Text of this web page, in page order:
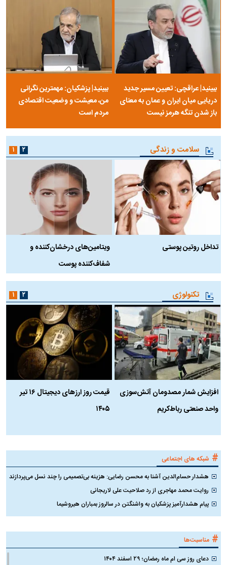
ببینید| عراقچی: تعیین مسیر جدید
دریایی میان ایران و عمان به معنای
باز شدن تنگه هرمز نیست
ببینید| پزشکیان: مهمترین نگرانی
من، معیشت و وضعیت اقتصادی
مردم است
سلامت و زندگی
تداخل روتین پوستی
ویتامین‌های درخشان‌کننده و
شفاف‌کننده پوست
۱ ۲
تکنولوژی
افزایش شمار مصدومان آتش‌سوزی
واحد صنعتی رباط‌کریم
قیمت روز ارز‌های دیجیتال ۱۶ تیر
۱۴۰۵
۱ ۲
# شبکه های اجتماعی
هشدار حسام‌الدین آشنا به محسن رضایی: هزینه بی‌تصمیمی را چند نسل می‌پردازند
روایت محمد مهاجری از رد صلاحیت علی لاریجانی
پیام هشدارآمیز پزشکیان به واشنگتن در سالروز بمباران هیروشیما
# مناسبت‌ها
دعای روز سی ام ماه رمضان؛ ۲۹ اسفند ۱۴۰۴